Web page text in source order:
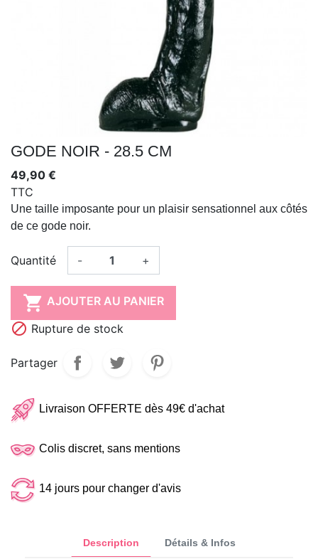
GODE NOIR - 28.5 CM
49,90 €
TTC
Une taille imposante pour un plaisir sensationnel aux côtés
de ce gode noir.
Quantité - +
 AJOUTER AU PANIER
 Rupture de stock
Partager
Livraison OFFERTE dès 49€ d'achat
Colis discret, sans mentions
14 jours pour changer d'avis
Description Détails & Infos